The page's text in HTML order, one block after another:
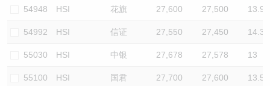
54948 HSI 花旗 27,600 27,500 13.9
54992 HSI 信证 27,550 27,450 14.3
55030 HSI 中银 27,678 27,578 13
55100 HSI 国君 27,700 27,600 13.5